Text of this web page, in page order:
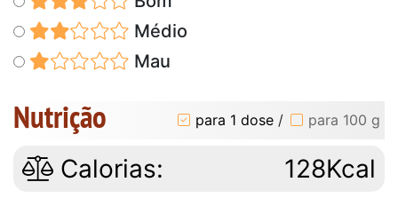
Médio
Mau
Nutrição para 1 dose / para 100 g
Calorias: 128Kcal